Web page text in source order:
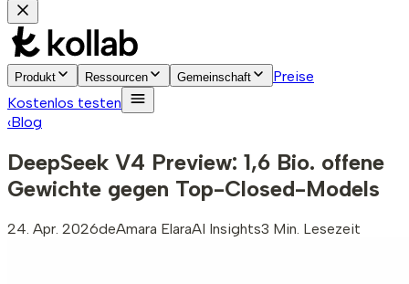
Produkt Ressourcen Gemeinschaft
Preise
Kostenlos testen
‹Blog
DeepSeek V4 Preview: 1,6 Bio. offene
Gewichte gegen Top-Closed-Models
24. Apr. 2026deAmara ElaraAI Insights3 Min. Lesezeit